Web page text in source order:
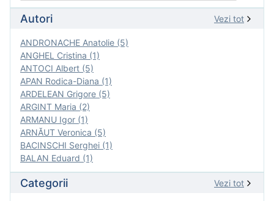
Autori Vezi tot
ANDRONACHE Anatolie (5)
ANGHEL Cristina (1)
ANTOCI Albert (5)
APAN Rodica-Diana (1)
ARDELEAN Grigore (5)
ARGINT Maria (2)
ARMANU Igor (1)
ARNĂUT Veronica (5)
BACINSCHI Serghei (1)
BALAN Eduard (1)
Categorii Vezi tot